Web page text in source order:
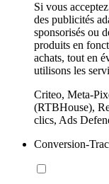
Si vous
des publicités
sponsorisés ou
produits en
achats, tout en
utilisons les
Criteo, Meta-
(RTBHouse),
clics, Ads
Conversion-